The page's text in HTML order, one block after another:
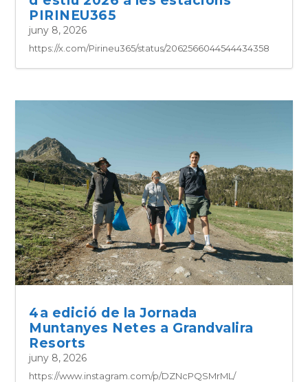
PIRINEU365
juny 8, 2026
https://x.com/Pirineu365/status/2062566044544434358
4a edició de la Jornada
Muntanyes Netes a Grandvalira
Resorts
juny 8, 2026
https://www.instagram.com/p/DZNcPQSMrML/